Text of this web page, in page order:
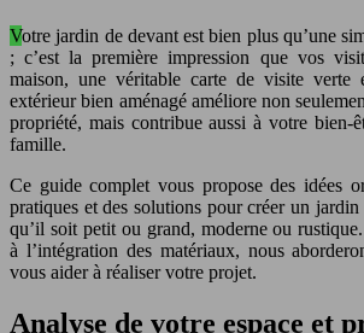
Votre jardin de devant est bien plus qu’une simple zone de transition
; c’est la première impression que vos
maison, une véritable carte de visite verte
extérieur bien aménagé améliore non
propriété, mais contribue aussi à votre bien-
famille.
Ce guide complet vous propose des idées
pratiques et des solutions pour créer un
qu’il soit petit ou grand, moderne ou
à l’intégration des matériaux, nous
vous aider à réaliser votre projet.
Analyse de votre espace et